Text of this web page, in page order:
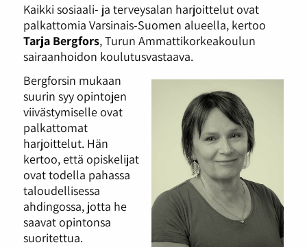
Kaikki sosiaali- ja terveysalan harjoittelut ovat
palkattomia Varsinais-Suomen alueella, kertoo
Tarja Bergfors, Turun Ammattikorkeakoulun
sairaanhoidon koulutusvastaava.
Bergforsin mukaan
suurin syy opintojen
viivästymiselle ovat
palkattomat
harjoittelut. Hän
kertoo, että opiskelijat
ovat todella pahassa
taloudellisessa
ahdingossa, jotta he
saavat opintonsa
suoritettua.